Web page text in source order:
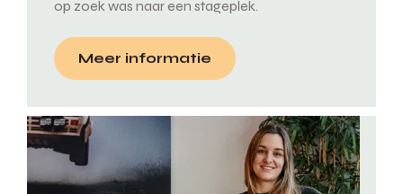
op zoek was naar een stageplek.
Meer informatie